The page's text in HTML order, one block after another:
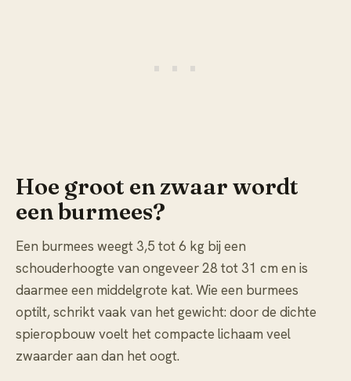
Hoe groot en zwaar wordt
een burmees?
Een burmees weegt 3,5 tot 6 kg bij een
schouderhoogte van ongeveer 28 tot 31 cm en is
daarmee een middelgrote kat. Wie een burmees
optilt, schrikt vaak van het gewicht: door de dichte
spieropbouw voelt het compacte lichaam veel
zwaarder aan dan het oogt.